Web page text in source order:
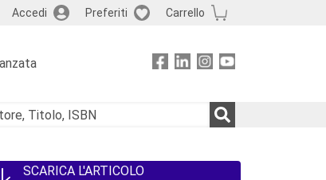
Accedi Preferiti Carrello
SCARICA L'ARTICOLO